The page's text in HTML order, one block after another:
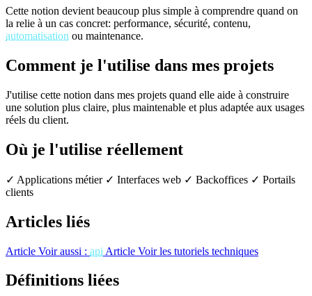
Cette notion devient beaucoup plus simple à comprendre quand on
la relie à un cas concret: performance, sécurité, contenu,
automatisation ou maintenance.
Comment je l'utilise dans mes projets
J'utilise cette notion dans mes projets quand elle aide à construire
une solution plus claire, plus maintenable et plus adaptée aux usages
réels du client.
Où je l'utilise réellement
✓ Applications métier ✓ Interfaces web ✓ Backoffices ✓ Portails
clients
Articles liés
Article Voir aussi : api Article Voir les tutoriels techniques
Définitions liées